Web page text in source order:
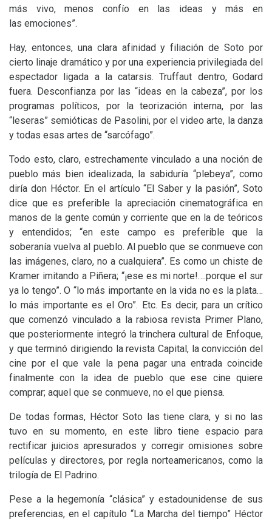
más vivo, menos confío en las ideas y más en
las emociones”.
Hay, entonces, una clara afinidad y filiación de Soto por
cierto linaje dramático y por una experiencia privilegiada del
espectador ligada a la catarsis. Truffaut dentro, Godard
fuera. Desconfianza por las “ideas en la cabeza”, por los
programas políticos, por la teorización interna, por las
“leseras” semióticas de Pasolini, por el video arte, la danza
y todas esas artes de “sarcófago”.
Todo esto, claro, estrechamente vinculado a una noción de
pueblo más bien idealizada, la sabiduría “plebeya”, como
diría don Héctor. En el artículo “El Saber y la pasión”, Soto
dice que es preferible la apreciación cinematográfica en
manos de la gente común y corriente que en la de teóricos
y entendidos; “en este campo es preferible que la
soberanía vuelva al pueblo. Al pueblo que se conmueve con
las imágenes, claro, no a cualquiera”. Es como un chiste de
Kramer imitando a Piñera; “¡ese es mi norte!….porque el sur
ya lo tengo”. O “lo más importante en la vida no es la plata…
lo más importante es el Oro”. Etc. Es decir, para un crítico
que comenzó vinculado a la rabiosa revista Primer Plano,
que posteriormente integró la trinchera cultural de Enfoque,
y que terminó dirigiendo la revista Capital, la convicción del
cine por el que vale la pena pagar una entrada coincide
finalmente con la idea de pueblo que ese cine quiere
comprar; aquel que se conmueve, no el que piensa.
De todas formas, Héctor Soto las tiene clara, y si no las
tuvo en su momento, en este libro tiene espacio para
rectificar juicios apresurados y corregir omisiones sobre
películas y directores, por regla norteamericanos, como la
trilogía de El Padrino.
Pese a la hegemonía “clásica” y estadounidense de sus
preferencias, en el capítulo “La Marcha del tiempo” Héctor